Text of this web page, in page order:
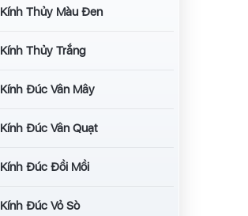
Kính Thủy Màu Đen
Kính Thủy Trắng
Kính Đúc Vân Mây
Kính Đúc Vân Quạt
Kính Đúc Đồi Mồi
Kính Đúc Vỏ Sò